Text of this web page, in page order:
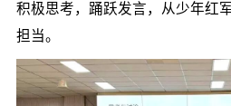
积极思考，踊跃发言，从少年红
担当。